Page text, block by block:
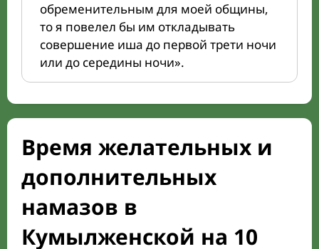
обременительным для моей общины,
то я повелел бы им откладывать
совершение иша до первой трети ночи
или до середины ночи».
Время желательных и
дополнительных
намазов в
Кумылженской на 10